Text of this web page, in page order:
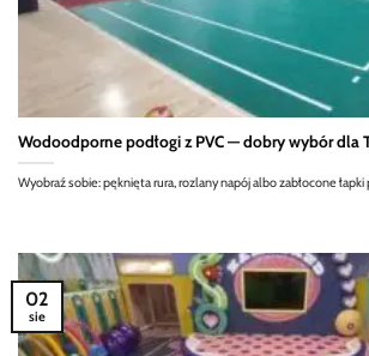
Wodoodporne podłogi z PVC — dobry wybór dla
Wyobraź sobie: pęknięta rura, rozlany napój albo zabłocone
02
sie